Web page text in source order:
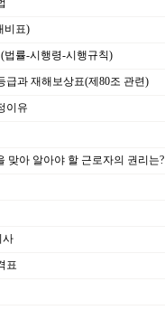
비표)
법률-시행령-시행규칙)
급과 재해보상표(제80조 관련)
이유
맞아 알아야 할 근로자의 권리는?
사
표